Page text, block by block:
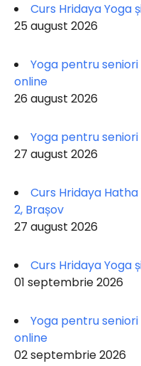
Curs Hridaya Yoga
25 august 2026
Yoga pentru
online
26 august 2026
Yoga pentru
27 august 2026
Curs Hridaya
2, Brașov
27 august 2026
Curs Hridaya Yoga
01 septembrie 2026
Yoga pentru
online
02 septembrie 2026